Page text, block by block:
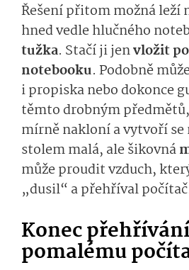
Řešení přitom možná leží
hned vedle hlučného
tužka. Stačí ji jenvložit
notebooku. Podobně
i propiska nebo dokonce
těmto drobným
mírně nakloní a vytvoří se
stolem malá, ale šikovná
může proudit vzduch,
„dusil“ a přehříval
Konec
pomalému